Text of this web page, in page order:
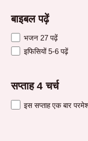
बाइबल पढ़ें
भजन 27 पढ़ें
इफिसियों 5-6 पढ़ें
सप्ताह 4 चर्च
इस सप्ताह एक बार